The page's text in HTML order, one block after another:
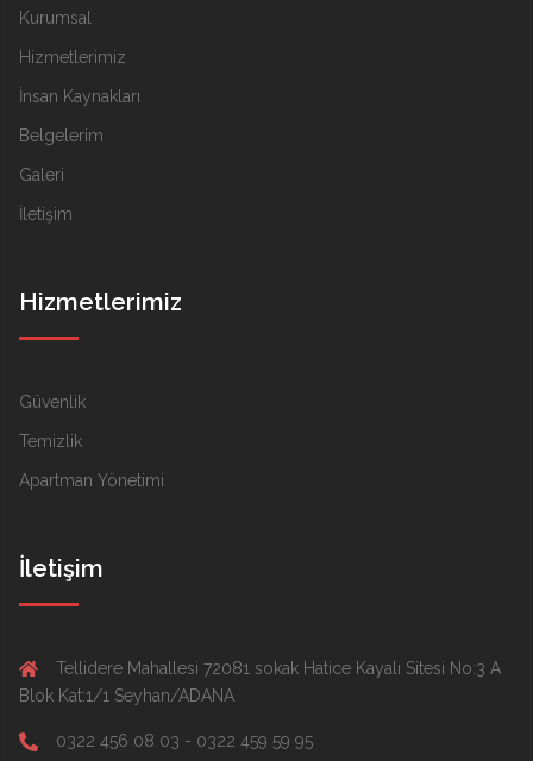
Kurumsal
Hizmetlerimiz
İnsan Kaynakları
Belgelerim
Galeri
İletişim
Hizmetlerimiz
Güvenlik
Temizlik
Apartman Yönetimi
İletişim
Tellidere Mahallesi 72081 sokak Hatice Kayalı Sitesi No:3 A
Blok Kat:1/1 Seyhan/ADANA
0322 456 08 03 - 0322 459 59 95